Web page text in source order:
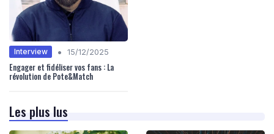
Interview • 15/12/2025
Engager et fidéliser vos fans : La
révolution de Pote&Match
Les plus lus